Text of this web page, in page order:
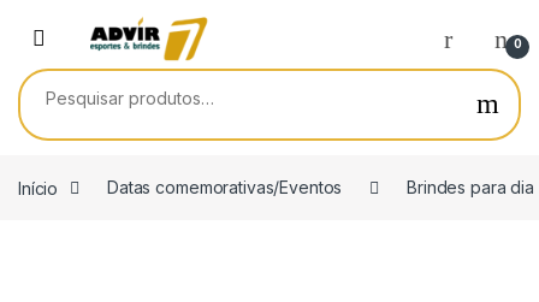
0
Pesquisar por:
Início Datas comemorativas/Eventos Brindes para dia